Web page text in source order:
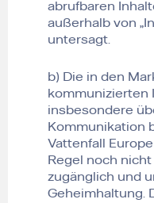
abrufbaren
außerhalb von
untersagt.
b) Die in den
kommunizierten
insbesondere
Kommunikation
Vattenfall
Regel noch
zugänglich und
Geheimhaltung.